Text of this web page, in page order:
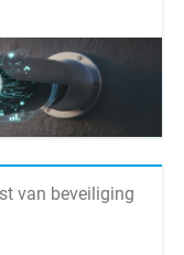
van beveiliging